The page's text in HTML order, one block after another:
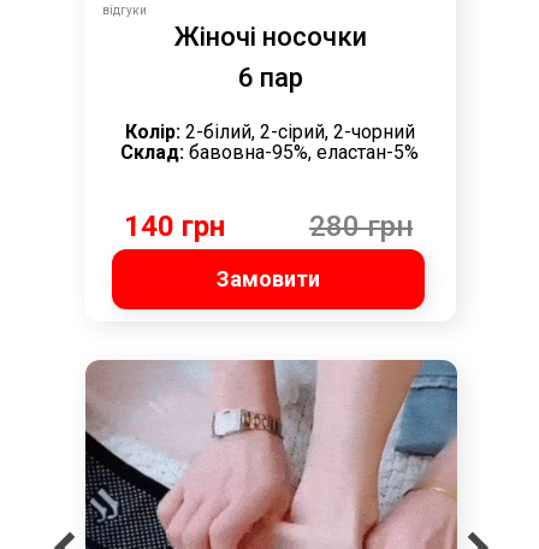
280 грн
140 грн
Жіночі носочки
6 пар
Колір:2-білий, 2-сірий, 2-чорний
Склад: бавовна-95%, еластан-5%
Замовити
відгуки